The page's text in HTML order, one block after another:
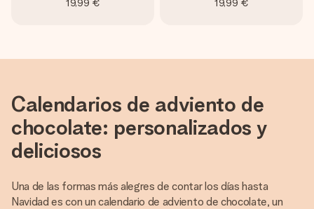
19,99 € 19,99 €
Calendarios de adviento de
chocolate: personalizados y
deliciosos
Una de las formas más alegres de contar los días hasta
Navidad es con un calendario de adviento de chocolate, un